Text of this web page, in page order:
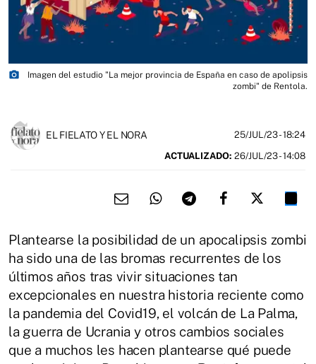
photo_camera
Imagen del estudio "La mejor provincia de España en caso de apolipsis
zombi" de Rentola.
EL FIELATO Y EL NORA 25/JUL/23- 18:24
ACTUALIZADO: 26/JUL/23 - 14:08
Plantearse la posibilidad de un apocalipsis zombi
ha sido una de las bromas recurrentes de los
últimos años tras vivir situaciones tan
excepcionales en nuestra historia reciente como
la pandemia del Covid19, el volcán de La Palma,
la guerra de Ucrania y otros cambios sociales
que a muchos les hacen plantearse qué puede